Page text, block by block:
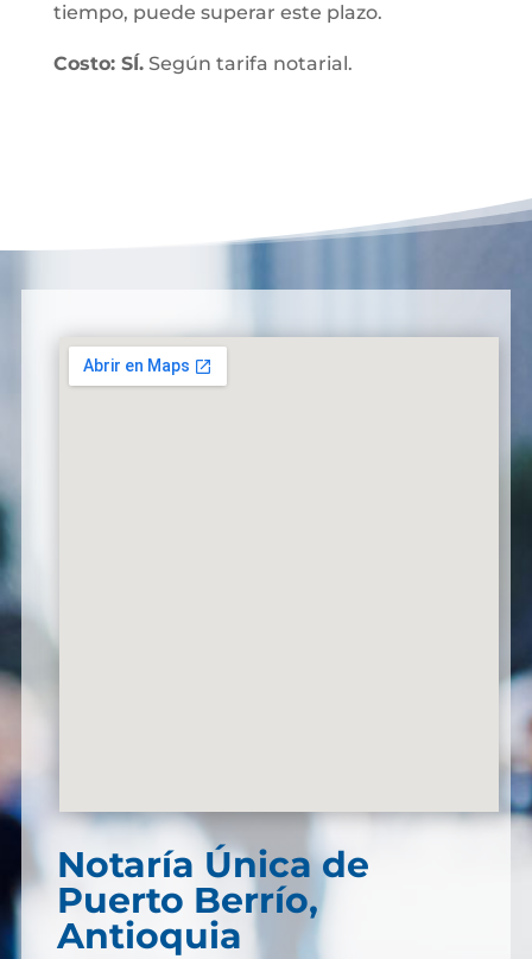
tiempo, puede superar este plazo.
Costo: SÍ.Según tarifa notarial.
Notaría Única de
Puerto Berrío,
Antioquia